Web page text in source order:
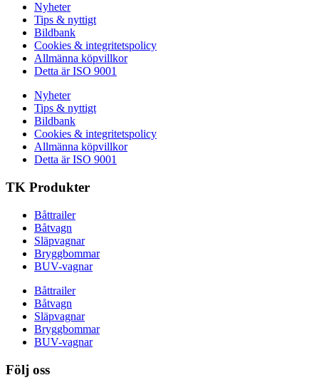
Nyheter
Tips & nyttigt
Bildbank
Cookies & integritetspolicy
Allmänna köpvillkor
Detta är ISO 9001
Nyheter
Tips & nyttigt
Bildbank
Cookies & integritetspolicy
Allmänna köpvillkor
Detta är ISO 9001
TK Produkter
Båttrailer
Båtvagn
Släpvagnar
Bryggbommar
BUV-vagnar
Båttrailer
Båtvagn
Släpvagnar
Bryggbommar
BUV-vagnar
Följ oss